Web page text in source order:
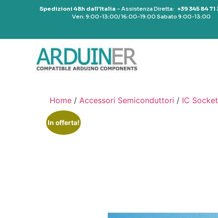
Spedizioni 48h dall’Italia – Assistenza Diretta: +39 345 84 71
Ven: 9:00-13:00/ 16:00-19:00 Sabato 9:00-13:00
Home / Accessori Semiconduttori / IC Socket
In offerta!